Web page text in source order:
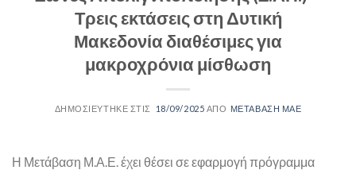
Τρεις εκτάσεις στη Δυτική
Μακεδονία διαθέσιμες για
μακροχρόνια μίσθωση
18/09/2025 ΜΕΤΑΒΑΣΗ ΜΑΕ
Η Μετάβαση Μ.Α.Ε. έχει θέσει σε εφαρμογή πρόγραμμα